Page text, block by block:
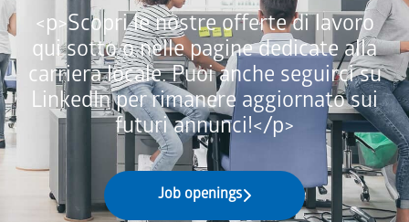
<p>Scopri le nostre offerte di lavoro
qui sotto o nelle pagine dedicate alla
carriera locale. Puoi anche seguirci su
LinkedIn per rimanere aggiornato sui
futuri annunci!</p>
Job openings